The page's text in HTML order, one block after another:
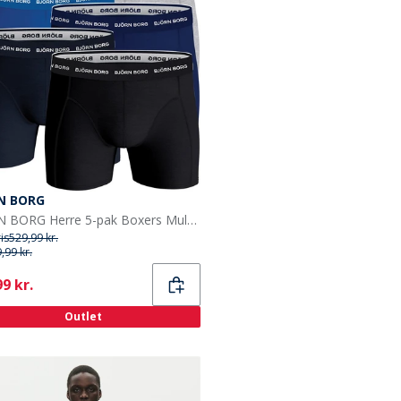
BORG
BJORN BORG Herre 5-pak Boxers Multipak 9
529,99 kr.
kr.
kr.
Outlet